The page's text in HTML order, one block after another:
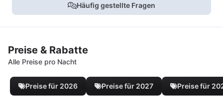
Häufig gestellte Fragen
Preise & Rabatte
Alle Preise pro Nacht
Preise für 2026 Preise für 2027 Preise für